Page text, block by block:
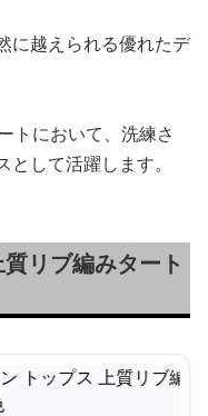
に越えられる優れたデ
トにおいて、洗練さ
して活躍します。
リブ編みタート